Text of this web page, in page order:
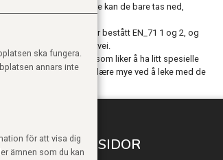
Når dere vil bygge videre kan de bare tas ned,
sin grundig. PIXIO har bestått EN_71 1 og 2, og
byggeklossene er på vei.
til alle nysgjerrige barn som liker å ha litt spesielle
virkelig ha det gøy og lære mye ved å leke med de
MINA SIDOR
ska fungera.
annars inte
för att visa dig
ämnen som du kan